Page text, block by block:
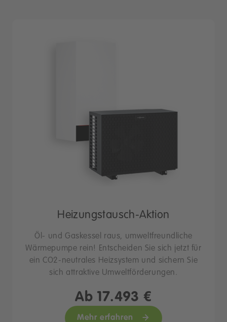
Heizungstausch-Aktion
Öl- und Gaskessel raus, umweltfreundliche
Wärmepumpe rein! Entscheiden Sie sich jetzt für
ein CO2-neutrales Heizsystem und sichern Sie
sich attraktive Umweltförderungen.
Ab 17.493 €
Mehr erfahren